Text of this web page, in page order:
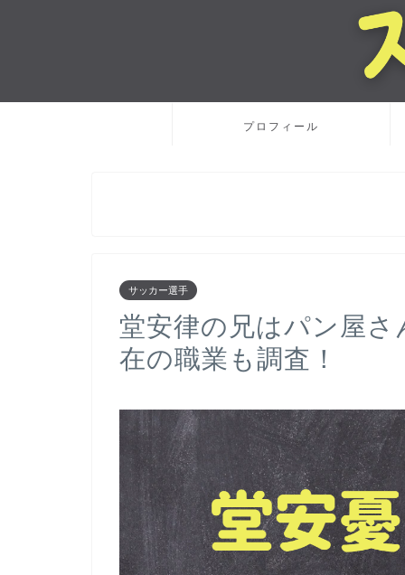
プロフィール
サッカー選手
堂安律の兄はパン屋
在の職業も調査！